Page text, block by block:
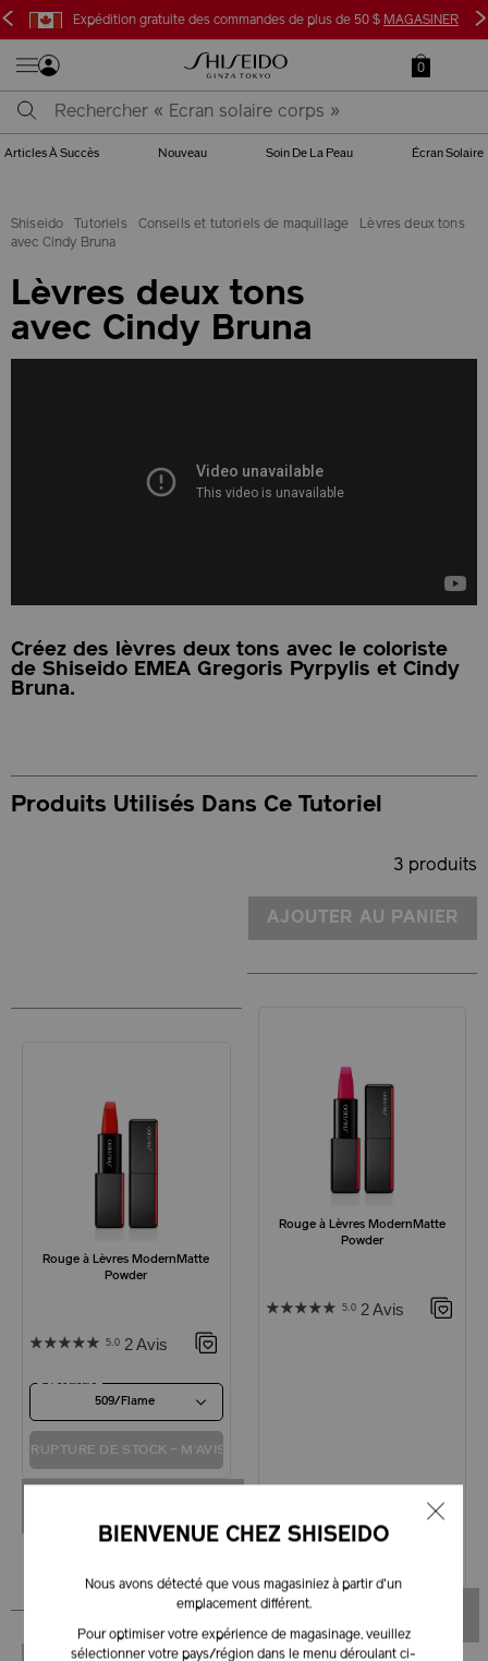
Expédition gratuite des commandes de plus de 50 $ MAGASINER
< >
0
Articles À Succès Nouveau Soin De La Peau Écran Solaire
Shiseido Tutoriels Conseils et tutoriels de maquillage
Lèvres deux tons
avec Cindy Bruna
Lèvres deux tons
avec Cindy Bruna
Créez des lèvres deux tons avec le coloriste
de Shiseido EMEA Gregoris Pyrpylis et Cindy
Bruna.
Produits Utilisés Dans Ce Tutoriel
3 produits
AJOUTER AU PANIER
Rouge à Lèvres ModernMatte
Powder
5.0 2 Avis
509/Flame
RUPTURE DE STOCK – M'AVISER
Rouge à Lèvres ModernMatte
Powder
5.0 2 Avis
RUPTURE DE STOCK
BIENVENUE CHEZ SHISEIDO
Nous avons détecté que vous magasiniez à partir d'un
emplacement différent.
Pour optimiser votre expérience de magasinage, veuillez
sélectionner votre pays/région dans le menu déroulant ci-